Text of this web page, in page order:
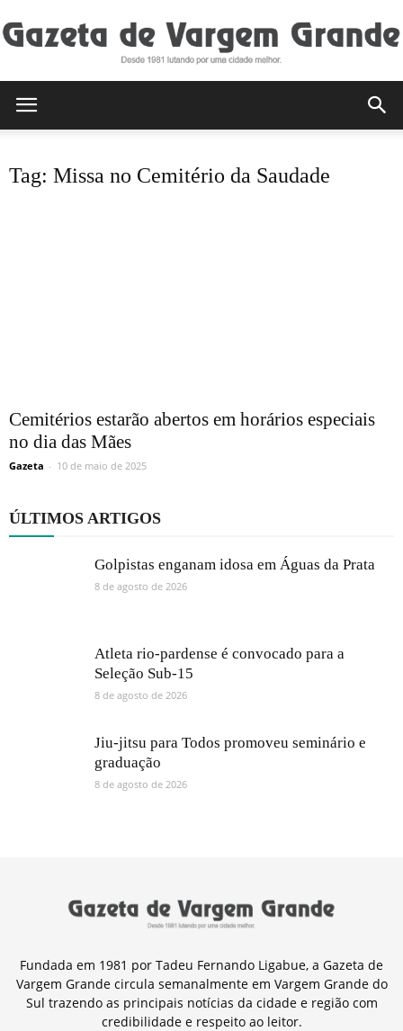
Tag: Missa no Cemitério da Saudade
Cemitérios estarão abertos em horários especiais
no dia das Mães
Gazeta - 10 de maio de 2025
ÚLTIMOS ARTIGOS
Golpistas enganam idosa em Águas da Prata
8 de agosto de 2026
Atleta rio-pardense é convocado para a
Seleção Sub-15
8 de agosto de 2026
Jiu-jitsu para Todos promoveu seminário e
graduação
8 de agosto de 2026
Fundada em 1981 por Tadeu Fernando Ligabue, a Gazeta de
Vargem Grande circula semanalmente em Vargem Grande do
Sul trazendo as principais notícias da cidade e região com
credibilidade e respeito ao leitor.